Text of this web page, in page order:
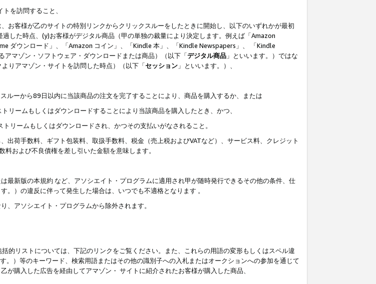
を訪問すること、
お客様が乙のサイトの特別リンクからクリックスルーをしたときに開始し、以下のいずれかが最初
した時点、(y)お客様がデジタル商品（甲の単独の裁量により決定します。例えば「Amazon
ダウンロード」、「Amazon コイン」、「Kindle 本」、「Kindle Newspapers」、 「Kindle
マゾン・ソフトウェア・ダウンロードまたは商品）（以下「デジタル商品 」といいます。）ではな
りアマゾン・サイトを訪問した時点）（以下「セッション 」といいます。）、
ルーから89日以内に当該商品の注文を完了することにより、商品を購入するか、または
ームもしくはダウンロードすることにより当該商品を購入したとき、かつ、
リームもしくはダウンロードされ、かつその支払いがなされること。
出荷手数料、ギフト包装料、取扱手数料、税金（売上税およびVATなど）、サービス料、クレジット
および不良債権を差し引いた金額を意味します。
最新版の本規約 など、アソシエイト・プログラムに適用され甲が随時発行できるその他の条件、仕
。）の違反に伴って発生した場合は、いつでも不適格となります 。
、アソシエイト・プログラムから除外されます。
的リストについては、下記のリンクをご覧ください。また、これらの用語の変形もしくはスペル違
）等のキーワード、検索用語またはその他の識別子への入札またはオークションへの参加を通じて
が購入した広告を経由してアマゾン・ サイトに紹介されたお客様が購入した商品、